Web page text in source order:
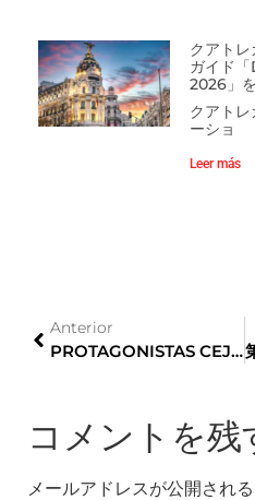
クアト
ガイド
2026」
クアト
ーショ
Leer más
Anterior
PROTAGONISTAS CEJE – FANUC IBERIA社の最高責任者、ダビド・トラバル氏へのインタビュー
コメントを残
メールアドレスが公開され